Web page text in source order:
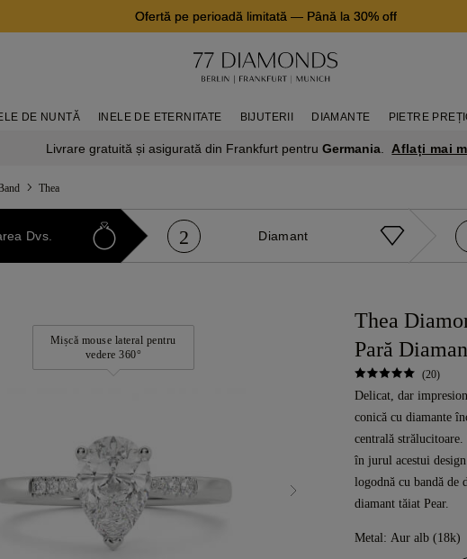
Ofertă pe perioadă limitată — Până la 30% off
DE NUNTĂ INELE DE ETERNITATE BIJUTERII DIAMANTE PIETRE
Livrare gratuită și asigurată din Frankfurt pentruGermania Aflați mai
Thea
Dvs. 2 Diamant
Mișcă mouse lateral pentru
vedere 360°
Thea
Pară
(20)
Delicat, dar
conică cu diamante
centrală
în jurul acestui
logodnă cu bandă de
diamant tăiat Pear.
Metal: Aur alb (18k)